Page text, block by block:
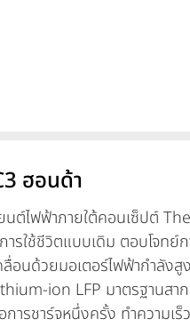
ฮอนด้า
ต์ไฟฟ้าภายใต้คอนเซ็ปต์
รใช้ชีวิตแบบเดิม ตอบโจทย์
ลื่อนด้วยมอเตอร์ไฟฟ้ากำลัง
ion LFP มาตรฐานสา
ารชาร์จหนึ่งครั้ง ทำความเ